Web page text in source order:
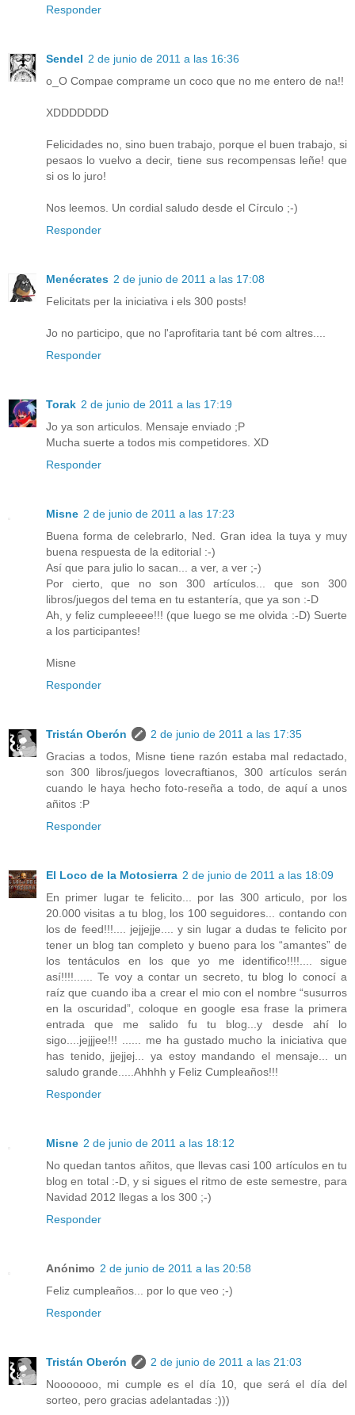
Responder
Sendel 2 de junio de 2011 a las 16:36
o_O Compae comprame un coco que no me entero de na!!
XDDDDDDD
Felicidades no, sino buen trabajo, porque el buen trabajo, si
pesaos lo vuelvo a decir, tiene sus recompensas leñe! que
si os lo juro!
Nos leemos. Un cordial saludo desde el Círculo ;-)
Responder
Menécrates 2 de junio de 2011 a las 17:08
Felicitats per la iniciativa i els 300 posts!
Jo no participo, que no l'aprofitaria tant bé com altres....
Responder
Torak 2 de junio de 2011 a las 17:19
Jo ya son articulos. Mensaje enviado ;P
Mucha suerte a todos mis competidores. XD
Responder
Misne 2 de junio de 2011 a las 17:23
Buena forma de celebrarlo, Ned. Gran idea la tuya y muy
buena respuesta de la editorial :-)
Así que para julio lo sacan... a ver, a ver ;-)
Por cierto, que no son 300 artículos... que son 300
libros/juegos del tema en tu estantería, que ya son :-D
Ah, y feliz cumpleeee!!! (que luego se me olvida :-D) Suerte
a los participantes!
Misne
Responder
Tristán Oberón
2 de junio de 2011 a las 17:35
Gracias a todos, Misne tiene razón estaba mal redactado,
son 300 libros/juegos lovecraftianos, 300 artículos serán
cuando le haya hecho foto-reseña a todo, de aquí a unos
añitos :P
Responder
El Loco de la Motosierra 2 de junio de 2011 a las 18:09
En primer lugar te felicito... por las 300 articulo, por los
20.000 visitas a tu blog, los 100 seguidores... contando con
los de feed!!!.... jejjejje.... y sin lugar a dudas te felicito por
tener un blog tan completo y bueno para los “amantes” de
los tentáculos en los que yo me identifico!!!!.... sigue
así!!!!...... Te voy a contar un secreto, tu blog lo conocí a
raíz que cuando iba a crear el mio con el nombre “susurros
en la oscuridad”, coloque en google esa frase la primera
entrada que me salido fu tu blog...y desde ahí lo
sigo....jejjjee!!! ...... me ha gustado mucho la iniciativa que
has tenido, jjejjej... ya estoy mandando el mensaje... un
saludo grande.....Ahhhh y Feliz Cumpleaños!!!
Responder
Misne 2 de junio de 2011 a las 18:12
No quedan tantos añitos, que llevas casi 100 artículos en tu
blog en total :-D, y si sigues el ritmo de este semestre, para
Navidad 2012 llegas a los 300 ;-)
Responder
Anónimo 2 de junio de 2011 a las 20:58
Feliz cumpleaños... por lo que veo ;-)
Responder
Tristán Oberón
2 de junio de 2011 a las 21:03
Nooooooo, mi cumple es el día 10, que será el día del
sorteo, pero gracias adelantadas :)))